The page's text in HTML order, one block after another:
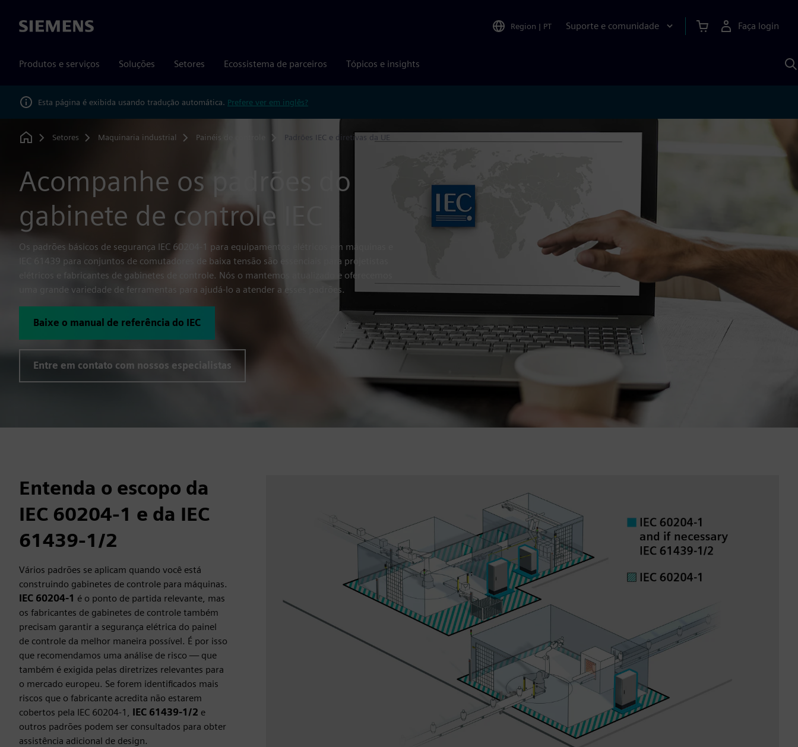
Siemens Region | PT Suporte e comunidade Faça login
Produtos e serviços Soluções Setores Ecossistema de parceiros Tópicos e insights
Esta página é exibida usando tradução automática. Prefere ver em inglês?
Home
Setores Maquinaria industrial Painéis de controle Padrões IEC e diretivas da UE
Acompanhe os padrões do
gabinete de controle IEC
Os padrões básicos de segurança IEC 60204‑1 para equipamentos elétricos em máquinas e
IEC 61439 para conjuntos de comutadores de baixa tensão são essenciais para projetistas
elétricos e fabricantes de gabinetes de controle. Nós o mantemos atualizado e oferecemos
uma grande variedade de ferramentas para ajudá-lo a atender a esses padrões.
Baixe o manual de referência do IEC
Entre em contato com nossos especialistas
Entenda o escopo da
IEC 60204‑1 e da IEC
61439‑1/2
Vários padrões se aplicam quando você está
construindo gabinetes de controle para máquinas.
IEC 60204‑1 é o ponto de partida relevante, mas
os fabricantes de gabinetes de controle também
precisam garantir a segurança elétrica do painel
de controle da melhor maneira possível. É por isso
que recomendamos uma análise de risco — que
também é exigida pelas diretrizes relevantes para
o mercado europeu. Se forem identificados mais
riscos que o fabricante acredita não estarem
cobertos pela IEC 60204-1, IEC 61439‑1/2 e
outros padrões podem ser consultados para obter
assistência adicional de design.